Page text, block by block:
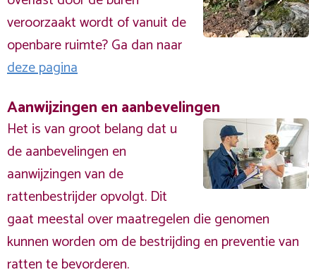
veroorzaakt wordt of vanuit de
openbare ruimte? Ga dan naar
deze pagina
Aanwijzingen en aanbevelingen
Het is van groot belang dat u
de aanbevelingen en
aanwijzingen van de
rattenbestrijder opvolgt. Dit
gaat meestal over maatregelen die genomen
kunnen worden om de bestrijding en preventie van
ratten te bevorderen.